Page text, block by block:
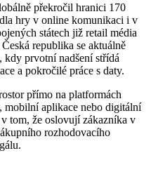
překročil hranici 170
hry v online komunikaci i v
státech již retail média
republika se aktuálně
kdy prvotní nadšení střídá
a pokročilé práce s daty.
přímo na platformách
mobilní aplikace nebo digitální
tom, že oslovují zákazníka v
rozhodovacího